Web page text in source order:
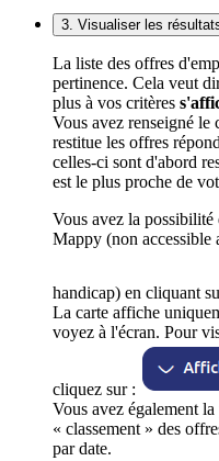
3. Visualiser les
La liste des offres
pertinence. Cela veut
plus à vos critères
Vous avez renseigné
restitue les offres
celles-ci sont d'abord
est le plus proche de
Vous avez la
Mappy (non accessible
handicap) en cliquant
La carte affiche
voyez à l'écran. Pour
cliquez sur :
Vous avez également
« classement » des
par date.